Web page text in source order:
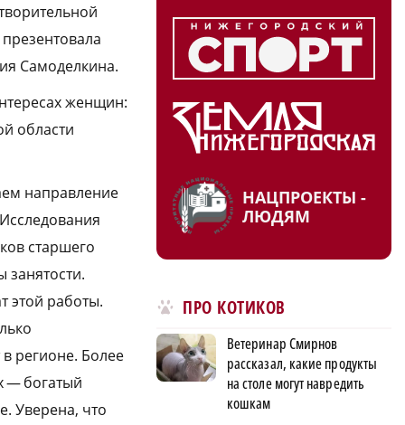
Самоделкина.
женщин:
области
направление
старшего
занятости.
этой работы.
регионе. Более
— богатый
Уверена, что
НАЦПРОЕКТЫ -
ЛЮДЯМ
ПРО КОТИКОВ
Ветеринар Смирнов
рассказал, какие продукты
на столе могут навредить
кошкам